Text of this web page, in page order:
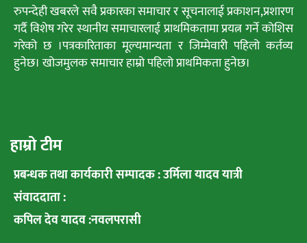
रुपन्देही खबरले सवै प्रकारका समाचार र सूचनालाई प्रकाशन,प्रशारण
गर्दै विशेष गरेर स्थानीय समाचारलाई प्राथमिकतामा प्रयत्न गर्ने कोशिस
गरेको छ ।पत्रकारिताका मूल्यमान्यता र जिम्मेवारी पहिलो कर्तव्य
हुनेछ। खोजमुलक समाचार हाम्रो पहिलो प्राथमिकता हुनेछ।
हाम्रो टीम
प्रबन्धक तथा कार्यकारी सम्पादक : उर्मिला यादव यात्री
संवाददाता :
कपिल देव यादव :नवलपरासी